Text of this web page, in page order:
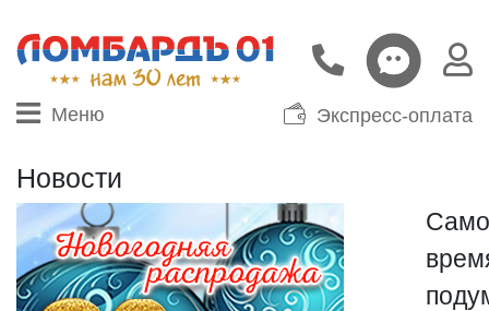
Меню Экспресс-оплата
Новости